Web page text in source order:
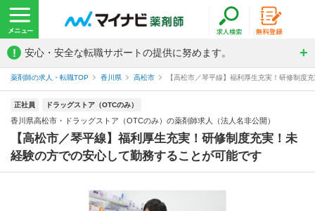
! 安心・安全な転職サポートの提供に努めます。
薬剤師の求人・転職TOP 香川県 高松市 【高松市／琴平線】福利厚生充実！研修制度
正社員 ドラッグストア（OTCのみ）
香川県高松市・ドラッグストア（OTCのみ）の薬剤師求人（法人名非公開）
【高松市／琴平線】福利厚生充実！研修制度充実！未
経験の方での安心して勤務することが可能です